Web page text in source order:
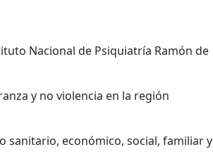
Nacional de Psiquiatría Ramón de
y no violencia en la región
sanitario, económico, social, familiar y